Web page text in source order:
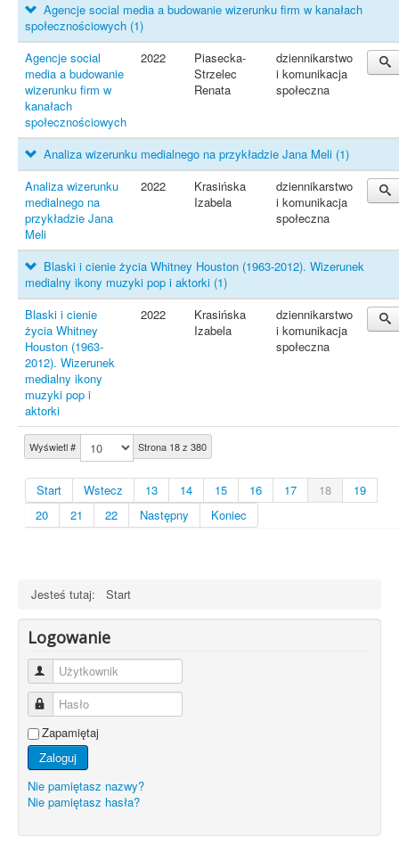
Wyświetl # Strona 18 z 380
Start Wstecz 13 14 15 16 17 18
19
20
21 22 Następny Koniec
Agencje social media a budowanie wizerunku firm w kanałach
społecznościowych (1)
Agencje social
media a budowanie
wizerunku firm w
kanałach
społecznościowych
2022
Piasecka-
Strzelec
Renata
dziennikarstwo
i komunikacja
społeczna
Analiza wizerunku medialnego na przykładzie Jana Meli (1)
Analiza wizerunku
medialnego na
przykładzie Jana
Meli
2022
Krasińska
Izabela
dziennikarstwo
i komunikacja
społeczna
Blaski i cienie życia Whitney Houston (1963-2012). Wizerunek
medialny ikony muzyki pop i aktorki (1)
Blaski i cienie
życia Whitney
Houston (1963-
2012). Wizerunek
medialny ikony
muzyki pop i
aktorki
2022
Krasińska
Izabela
dziennikarstwo
i komunikacja
społeczna
Jesteś tutaj: Start
Logowanie
Użytkownik
Hasło
Zapamiętaj
Zaloguj
Nie pamiętasz nazwy?
Nie pamiętasz hasła?